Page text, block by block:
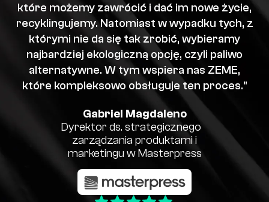
które możemy zawrócić i dać im nowe życie,
recyklingujemy. Natomiast w wypadku tych, z
którymi nie da się tak zrobić, wybieramy
najbardziej ekologiczną opcję, czyli paliwo
alternatywne. W tym wspiera nas ZEME,
które kompleksowo obsługuje ten proces."
Gabriel Magdaleno
Dyrektor ds. strategicznego
zarządzania produktami i
marketingu w Masterpress